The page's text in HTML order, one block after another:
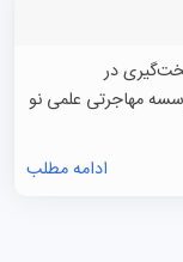
در
مهاجرتی علمی نو
ادامه مطلب